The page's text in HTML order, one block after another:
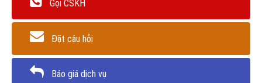
Gọi CSKH
Đặt câu hỏi
Báo giá dịch vụ